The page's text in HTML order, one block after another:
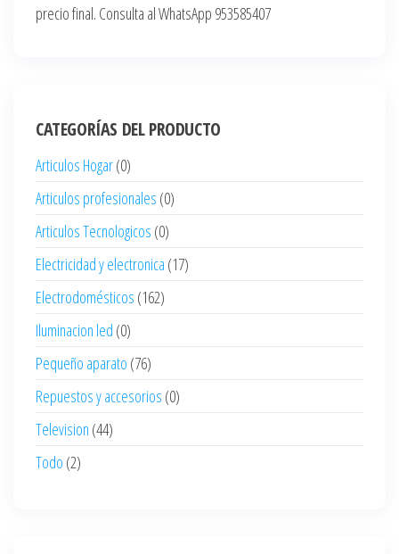
precio final. Consulta al WhatsApp 953585407
CATEGORÍAS DEL PRODUCTO
Articulos Hogar(0)
Articulos profesionales (0)
Articulos Tecnologicos (0)
Electricidad y electronica (17)
Electrodomésticos (162)
Iluminacion led (0)
Pequeño aparato (76)
Repuestos y accesorios (0)
Television (44)
Todo (2)